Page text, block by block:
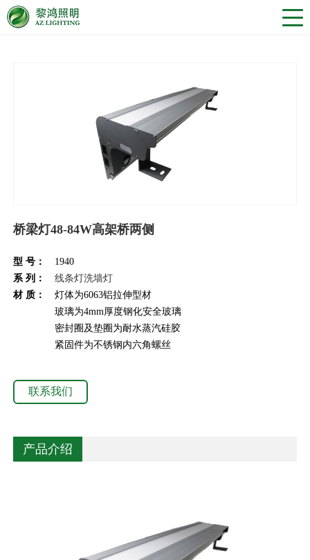
桥梁灯48-84W高架桥两侧
型 号：
1940
系 列：
线条灯洗墙灯
材 质：
灯体为6063铝拉伸型材
玻璃为4mm厚度钢化安全玻璃
密封圈及垫圈为耐水蒸汽硅胶
紧固件为不锈钢内六角螺丝
联系我们
产品介绍